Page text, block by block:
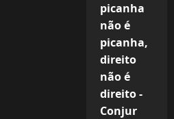
picanha
não é
picanha,
direito
não é
direito -
Conjur